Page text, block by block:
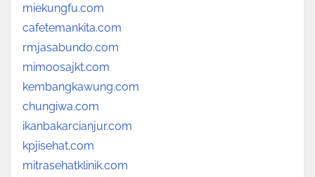
miekungfu.com
cafetemankita.com
rmjasabundo.com
mimoosajkt.com
kembangkawung.com
chungiwa.com
ikanbakarcianjur.com
kpjisehat.com
mitrasehatklinik.com